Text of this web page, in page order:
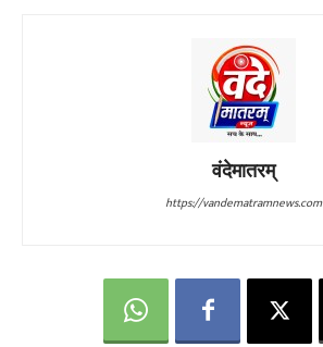
वंदेमातरम्
https://vandematramnews.com